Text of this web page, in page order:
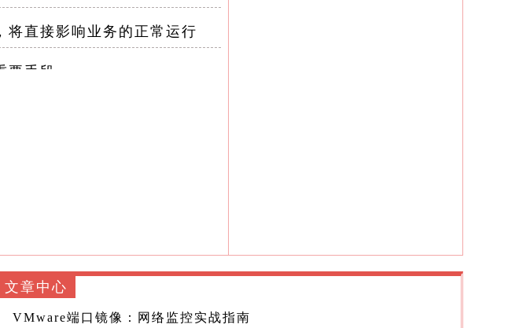
直接影响业务的正常运行
要手段
方法，包括手动导出虚拟机
机的虚拟磁盘文件
备份存储
并登录账户
文章中心
VMware端口镜像：网络监控实战指南